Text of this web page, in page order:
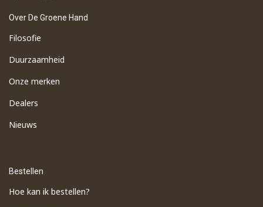
Over De Groene Hand
Filosofie
Duurzaamheid
Onze merken
Dealers
Nieuws
Bestellen
Hoe kan ik bestellen?